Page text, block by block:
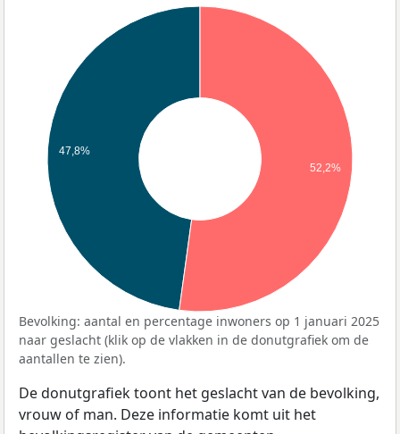
47,8%
52,2%
Bevolking: aantal en percentage inwoners op 1 januari 2025
naar geslacht (klik op de vlakken in de donutgrafiek om de
aantallen te zien).
De donutgrafiek toont het geslacht van de bevolking,
vrouw of man. Deze informatie komt uit het